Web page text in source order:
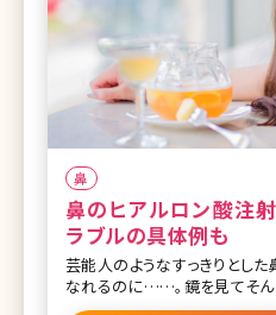
鼻
鼻のヒアルロン酸注射
ラブルの具体例も
芸能人のようなすっきりとした
なれるのに……。鏡を見てそん
んか?鼻は顔の中でも特に目